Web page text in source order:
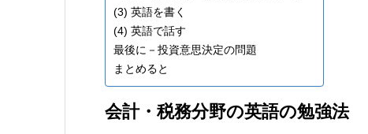
(3) 英語を書く
(4) 英語で話す
最後に－投資意思決定の問題
まとめると
会計・税務分野の英語の勉強法